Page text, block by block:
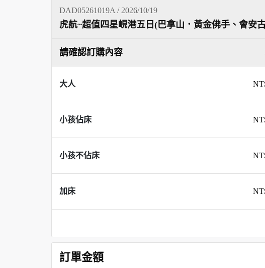
DAD05261019A / 2026/10/19
虎航~超值四星峴港五日(巴拿山．黃金佛手、會安
請確認訂購內容
大人
小孩佔床
小孩不佔床
加床
訂單金額